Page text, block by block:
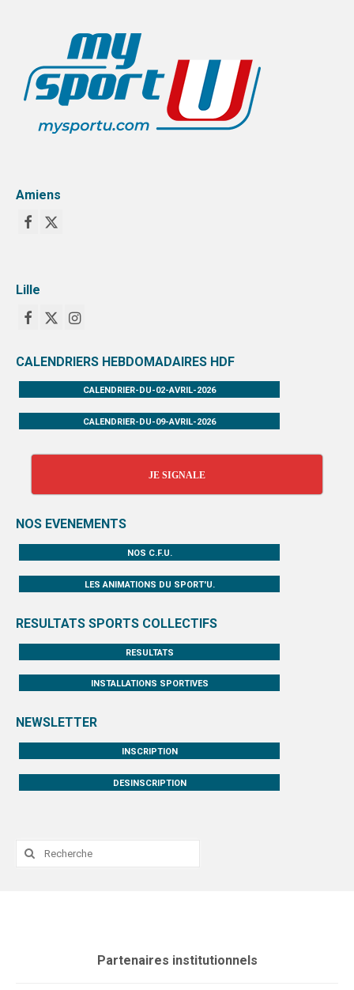
Amiens
Lille
CALENDRIERS HEBDOMADAIRES HDF
CALENDRIER-DU-02-AVRIL-2026
CALENDRIER-DU-09-AVRIL-2026
JE SIGNALE
NOS EVENEMENTS
NOS C.F.U.
LES ANIMATIONS DU SPORT'U.
RESULTATS SPORTS COLLECTIFS
RESULTATS
INSTALLATIONS SPORTIVES
NEWSLETTER
INSCRIPTION
DESINSCRIPTION
Rechercher
Partenaires institutionnels